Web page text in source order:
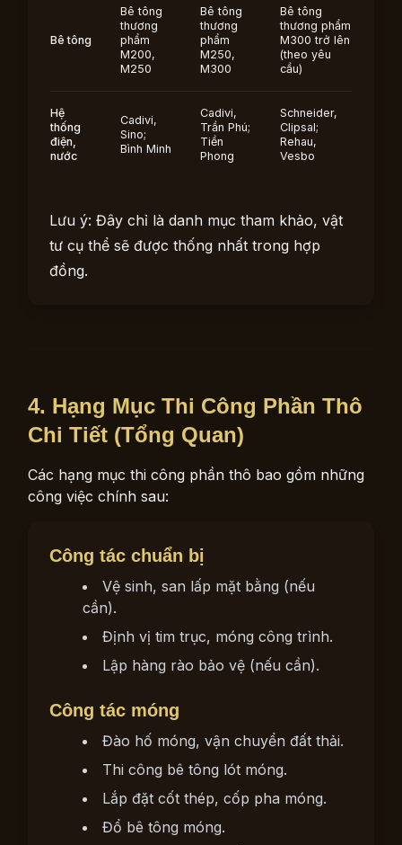
Bê tông
Bê tông
thương
phẩm
M200,
M250
Bê tông
thương
phẩm
M250,
M300
Bê tông
thương phẩm
M300 trở lên
(theo yêu
cầu)
Hệ
thống
điện,
nước
Cadivi,
Sino;
Bình Minh
Cadivi,
Trần Phú;
Tiền
Phong
Schneider,
Clipsal;
Rehau,
Vesbo
Lưu ý: Đây chỉ là danh mục tham khảo, vật
tư cụ thể sẽ được thống nhất trong hợp
đồng.
4. Hạng Mục Thi Công Phần Thô
Chi Tiết (Tổng Quan)
Các hạng mục thi công phần thô bao gồm những
công việc chính sau:
Công tác chuẩn bị
Vệ sinh, san lấp mặt bằng (nếu
cần).
Định vị tim trục, móng công trình.
Lập hàng rào bảo vệ (nếu cần).
Công tác móng
Đào hố móng, vận chuyển đất thải.
Thi công bê tông lót móng.
Lắp đặt cốt thép, cốp pha móng.
Đổ bê tông móng.